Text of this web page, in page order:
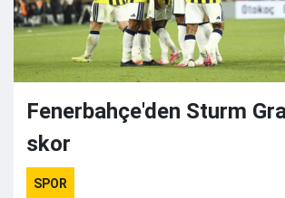
Fenerbahçe'den Sturm
skor
SPOR